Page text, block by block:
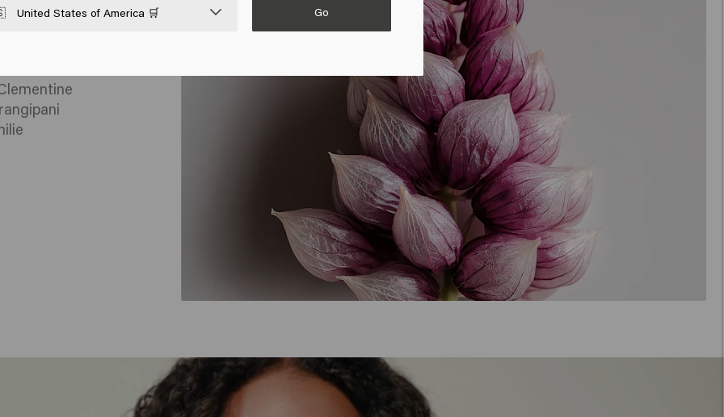
United States of America 🛒 Go